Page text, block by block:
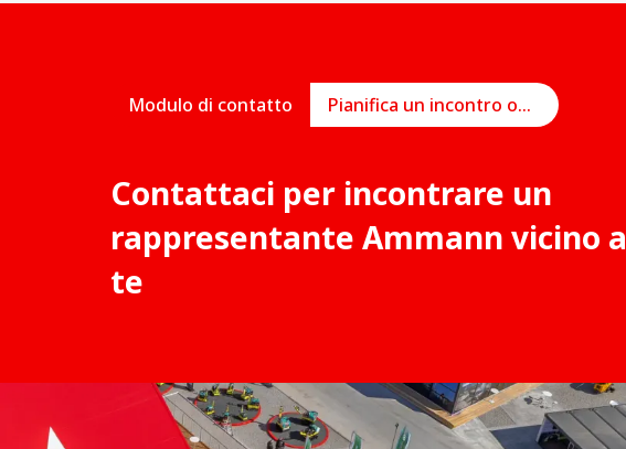
Modulo di contatto Pianifica un incontro online
Contattaci per incontrare un
rappresentante Ammann vicino a
te